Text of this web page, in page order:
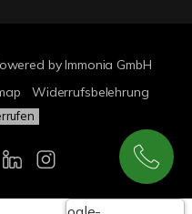
by Immonia GmbH
Widerrufsbelehrung